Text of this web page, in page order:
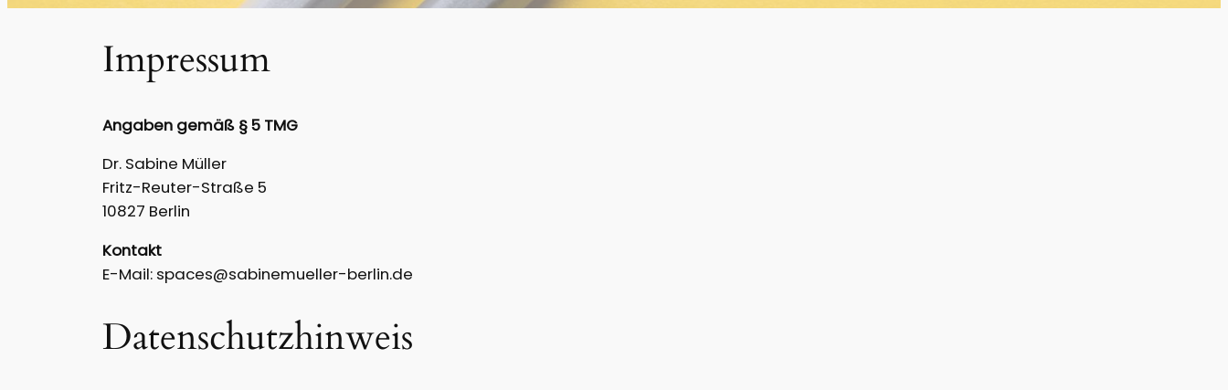
Impressum
Angaben gemäß § 5 TMG
Dr. Sabine Müller
Fritz-Reuter-Straße 5
10827 Berlin
Kontakt
E-Mail: spaces@sabinemueller-berlin.de
Datenschutzhinweis